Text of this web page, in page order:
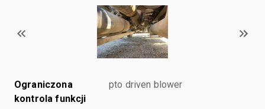
Ograniczona
kontrola funkcji
pto driven blower